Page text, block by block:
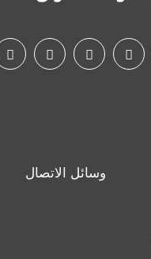
وسائل الاتصال